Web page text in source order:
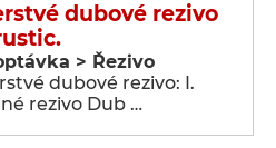
dubové rezivo
> Řezivo
dubové rezivo: I.
rezivo Dub …